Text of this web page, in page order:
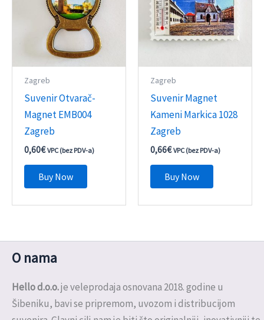
Zagreb
Suvenir Otvarač-
Magnet EMB004
Zagreb
0,60€ VPC (bez PDV-a)
Buy Now
Zagreb
Suvenir Magnet
Kameni Markica 1028
Zagreb
0,66€ VPC (bez PDV-a)
Buy Now
O nama
Hello d.o.o.je veleprodaja osnovana 2018. godine u
Šibeniku, bavi se pripremom, uvozom i distribucijom